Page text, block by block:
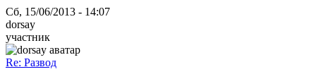
Сб, 15/06/2013 - 14:07
dorsay
участник
Re: Развод